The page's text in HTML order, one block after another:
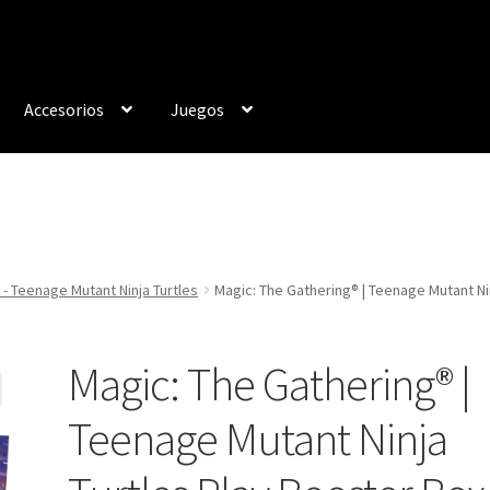
Accesorios Juegos
Teenage Mutant Ninja Turtles Magic: The Gathering® | Teenage Mutant
Magic: The Gathering® |
Teenage Mutant Ninja